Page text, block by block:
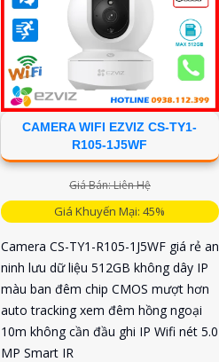
CAMERA WIFI EZVIZ CS-TY1-
R105-1J5WF
Giá Bán: Liên Hệ
Giá Khuyến Mại: 45%
Camera CS-TY1-R105-1J5WF giá rẻ an
ninh lưu dữ liệu 512GB không dây IP
màu ban đêm chip CMOS mượt hơn
auto tracking xem đêm hồng ngoại
10m không cần đầu ghi IP Wifi nét 5.0
MP Smart IR